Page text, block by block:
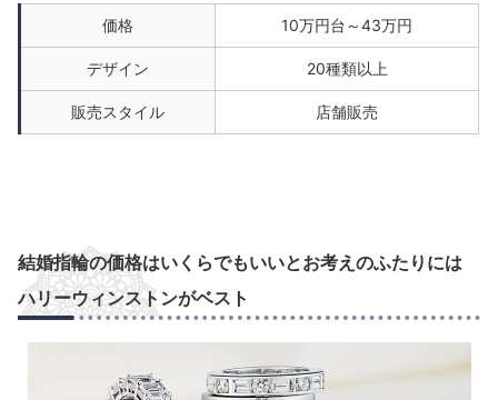
価格 10万円台～43万円
デザイン 20種類以上
販売スタイル 店舗販売
結婚指輪の価格はいくらでもいいとお考えのふたりには
ハリーウィンストンがベスト